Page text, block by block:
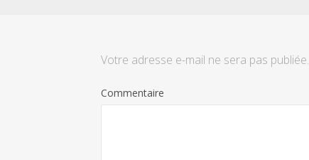
Votre adresse e-mail ne sera pas publiée.
Commentaire